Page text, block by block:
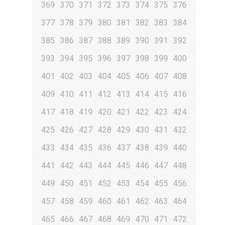
369 370 371 372 373 374 375 376
377 378 379 380 381 382 383
384
385
386 387 388 389 390 391
392
393
394 395 396 397 398 399
400
401
402 403 404 405 406 407 408
409
410 411 412 413 414 415
416
417 418 419 420 421 422 423
424
425
426 427 428 429 430 431
432
433
434 435 436 437 438 439
440
441
442 443 444 445 446 447 448
449
450 451 452 453 454 455
456
457 458 459 460 461 462 463
464
465
466 467 468 469 470 471
472